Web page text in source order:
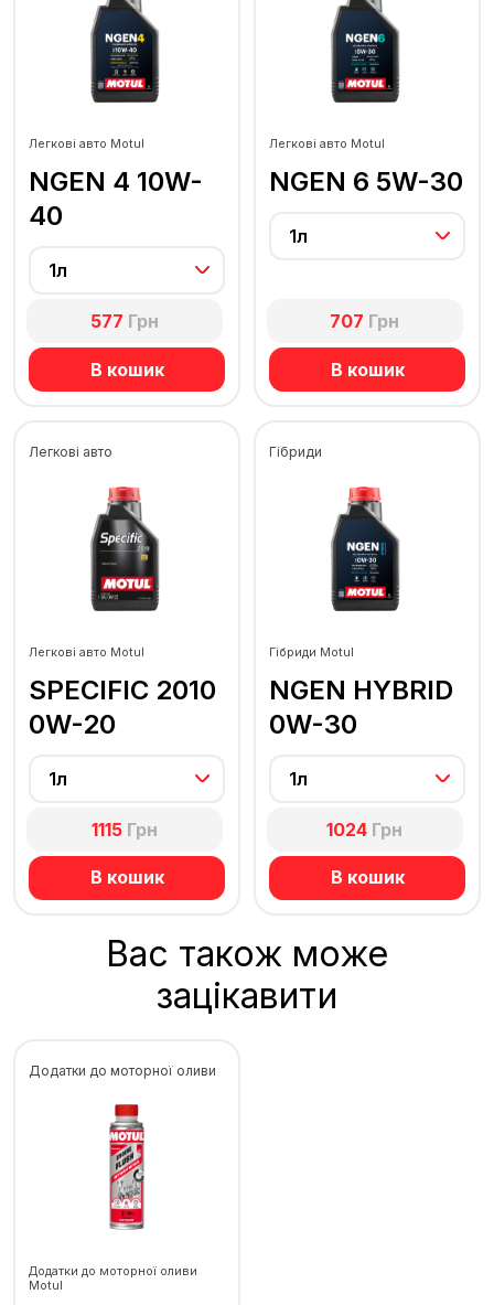
Легкові авто Motul
NGEN 4 10W-
40
1л
577 Грн
В кошик
Легкові авто Motul
NGEN 6 5W-30
1л
707 Грн
В кошик
Легкові авто
Легкові авто Motul
SPECIFIC 2010
0W-20
1л
1115Грн
В кошик
Гібриди
Гібриди Motul
NGEN HYBRID
0W-30
1л
1024 Грн
В кошик
Вас також може
зацікавити
Додатки до моторної оливи
Додатки до моторної оливи
Motul